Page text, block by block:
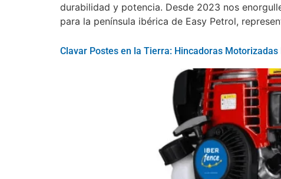
durabilidad y potencia. Desde 2023 nos
para la península ibérica de Easy Petrol,
Clavar Postes en la Tierra: Hincadoras Motorizadas